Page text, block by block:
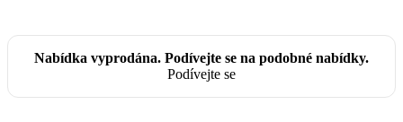
Nabídka vyprodána. Podívejte se na podobné nabídky.
Podívejte se